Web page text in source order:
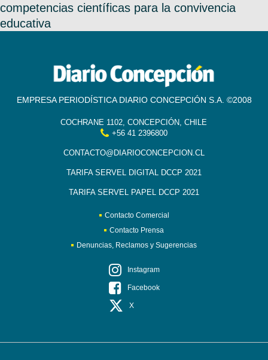
competencias científicas para la convivencia
educativa
EMPRESA PERIODÍSTICA DIARIO CONCEPCIÓN S.A. ©2008
COCHRANE 1102, CONCEPCIÓN, CHILE
+56 41 2396800
CONTACTO@DIARIOCONCEPCION.CL
TARIFA SERVEL DIGITAL DCCP 2021
TARIFA SERVEL PAPEL DCCP 2021
Contacto Comercial
Contacto Prensa
Denuncias, Reclamos y Sugerencias
Instagram
Facebook
X